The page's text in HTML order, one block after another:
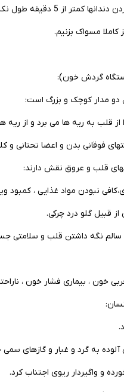
از 5 دقیقه طول نکشد.
کاملا مسواک بزنیم.
گردش خون):
مدار کوچک و بزرگ است:
قلب به ریه ها می برد و از ریه
فوقانی بدن و اعضا تحتانی و
قلب و عروق نقش دارند:
نبودن مواد غذایی ، کمبود
از قبیل گلو درد چرکی.
نگه داشتن قلب و سلامتی
خون ، بیماری فشار خون ،
آلوده به گرد و غبار و گازهای سمی
و واگیردار ریوی اجتناب کرد.